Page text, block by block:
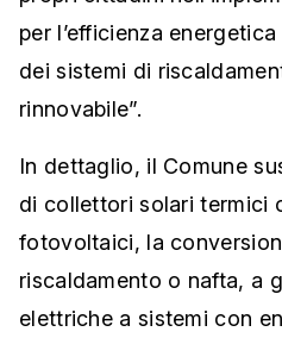
per l’efficienza
dei sistemi di
rinnovabile”.
In dettaglio, il Comune
di collettori solari termici
fotovoltaici, la
riscaldamento o nafta, a
elettriche a sistemi con